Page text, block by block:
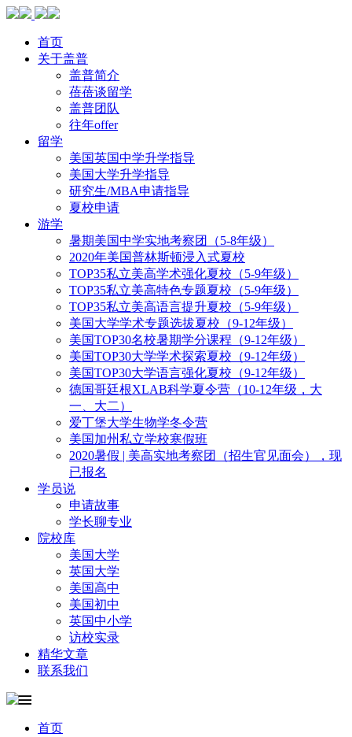
首页
关于盖普
盖普简介
蓓蓓谈留学
盖普团队
往年offer
留学
美国英国中学升学指导
美国大学升学指导
研究生/MBA申请指导
夏校申请
游学
暑期美国中学实地考察团（5-8年级）
2020年美国普林斯顿浸入式夏校
TOP35私立美高学术强化夏校（5-9年级）
TOP35私立美高特色专题夏校（5-9年级）
TOP35私立美高语言提升夏校（5-9年级）
美国大学学术专题选拔夏校（9-12年级）
美国TOP30名校暑期学分课程（9-12年级）
美国TOP30大学学术探索夏校（9-12年级）
美国TOP30大学语言强化夏校（9-12年级）
德国哥廷根XLAB科学夏令营（10-12年级，大
一、大二）
爱丁堡大学生物学冬令营
美国加州私立学校寒假班
2020暑假 | 美高实地考察团（招生官见面会），现
已报名
学员说
申请故事
学长聊专业
院校库
美国大学
英国大学
美国高中
美国初中
英国中小学
访校实录
精华文章
联系我们
首页